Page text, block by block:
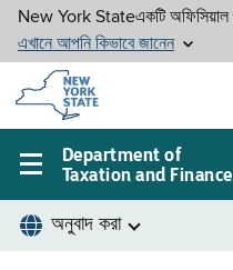
Skip to
main
content
Department of
Taxation and Finance
Main
navigation
menu